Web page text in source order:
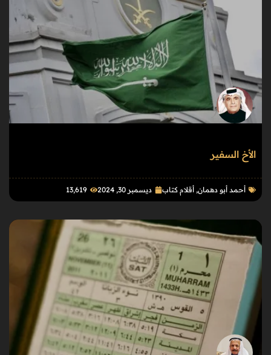
الأخ السفير
أحمد أبو دهمان, أقلام كتاب ديسمبر 30, 2024 13٬619